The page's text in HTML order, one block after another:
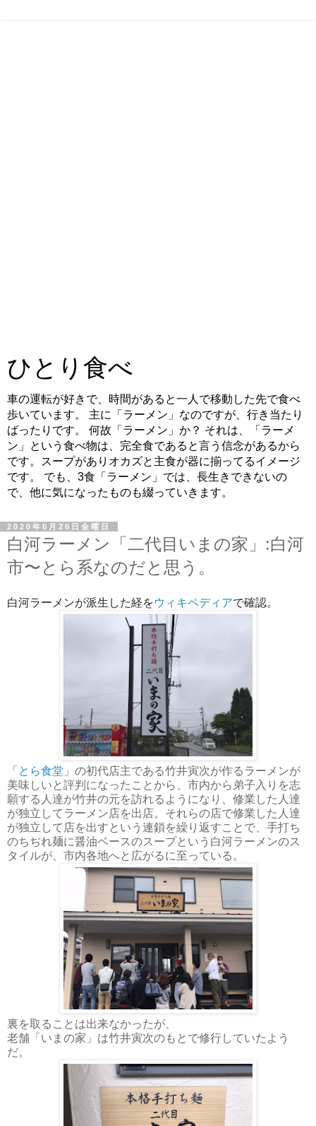
ひとり食べ
車の運転が好きで、時間があると一人で移動した先で食べ
歩いています。 主に「ラーメン」なのですが、行き当たり
ばったりです。 何故「ラーメン」か？ それは、「ラーメ
ン」という食べ物は、完全食であると言う信念があるから
です。スープがありオカズと主食が器に揃ってるイメージ
です。 でも、3食「ラーメン」では、長生きできないの
で、他に気になったものも綴っていきます。
2020年6月26日金曜日
白河ラーメン「二代目いまの家」:白河
市〜とら系なのだと思う。
白河ラーメンが派生した経をウィキペディアで確認。
「 とら食堂 」の初代店主である竹井寅次が作るラーメンが
美味しいと評判になったことから、市内から弟子入りを志
願する人達が竹井の元を訪れるようになり、修業した人達
が独立してラーメン店を出店。それらの店で修業した人達
が独立して店を出すという連鎖を繰り返すことで、手打ち
のちぢれ麺に醤油ベースのスープという白河ラーメンのス
タイルが、市内各地へと広がるに至っている 。
裏を取ることは出来なかったが、
老舗「いまの家」は竹井寅次のもとで修行していたよう
だ。